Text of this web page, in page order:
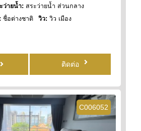
ว่ายน้ำ: สระว่ายน้ำ ส่วนกลาง
ชื่อต่างชาติ วิว: วิว เมือง
ติดต่อ
C006052